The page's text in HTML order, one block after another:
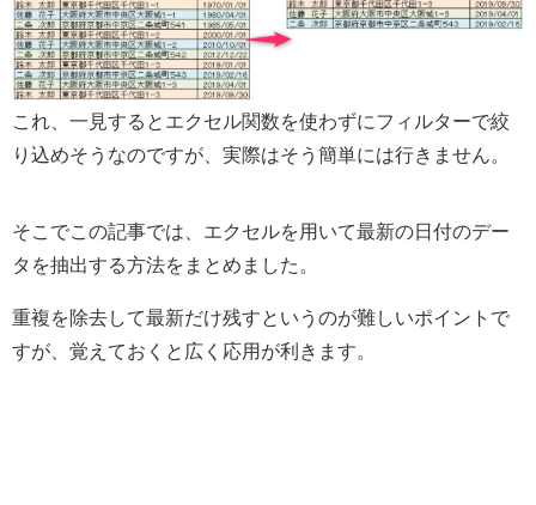
これ、一見するとエクセル関数を使わずにフィルターで絞
り込めそうなのですが、実際はそう簡単には行きません。
そこでこの記事では、エクセルを用いて最新の日付のデー
タを抽出する方法をまとめました。
重複を除去して最新だけ残すというのが難しいポイントで
すが、覚えておくと広く応用が利きます。